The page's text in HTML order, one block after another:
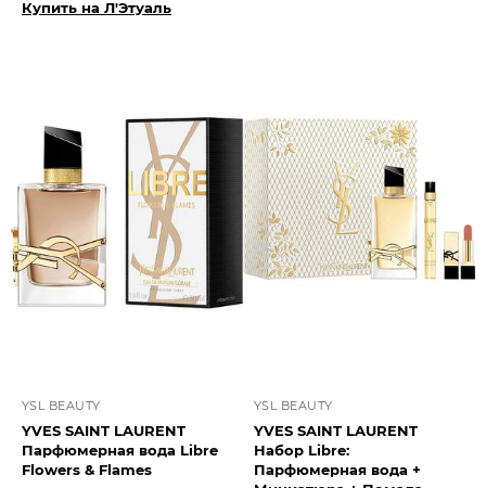
Купить на Л'Этуаль
YSL BEAUTY
YVES SAINT LAURENT
Парфюмерная вода Libre
Flowers & Flames
YSL BEAUTY
YVES SAINT LAURENT
Набор Libre:
Парфюмерная вода +